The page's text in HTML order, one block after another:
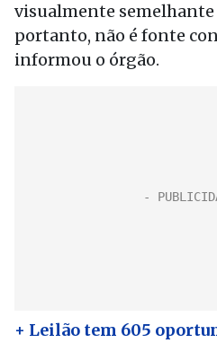
visualmente semelhante
portanto, não é fonte
informou o órgão.
+ Leilão tem 605